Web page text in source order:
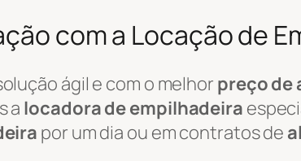
com a Locação de
ágil e com o melhor preço de
a locadora de empilhadeira
por um dia ou em contratos de